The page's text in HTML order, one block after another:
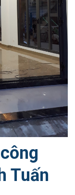
Tuấn